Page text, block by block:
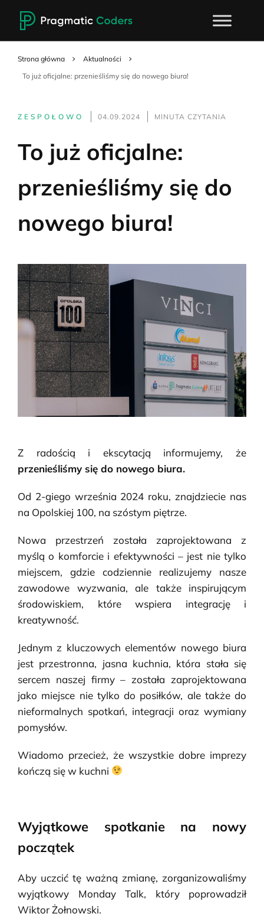
Strona główna
Aktualności
To już oficjalne: przenieśliśmy się do nowego biura!
ZESPOŁOWO 04.09.2024 MINUTA CZYTANIA
To już oficjalne:
przenieśliśmy się do
nowego biura!
Z radością i ekscytacją informujemy, że
przenieśliśmy się do nowego biura.
Od 2-giego września 2024 roku, znajdziecie nas
na Opolskiej 100, na szóstym piętrze.
Nowa przestrzeń została zaprojektowana z
myślą o komforcie i efektywności – jest nie tylko
miejscem, gdzie codziennie realizujemy nasze
zawodowe wyzwania, ale także inspirującym
środowiskiem, które wspiera integrację i
kreatywność.
Jednym z kluczowych elementów nowego biura
jest przestronna, jasna kuchnia, która stała się
sercem naszej firmy – została zaprojektowana
jako miejsce nie tylko do posiłków, ale także do
nieformalnych spotkań, integracji oraz wymiany
pomysłów.
Wiadomo przecież, że wszystkie dobre imprezy
kończą się w kuchni
Wyjątkowe spotkanie na nowy
początek
Aby uczcić tę ważną zmianę, zorganizowaliśmy
wyjątkowy Monday Talk, który poprowadził
Wiktor Żołnowski.